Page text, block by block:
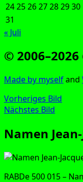
24252627282930
31
« Juli
©
Made by mys­elfand
Vorheriges Bild
Nächstes Bild
Namen
RAB­De 500 015 –